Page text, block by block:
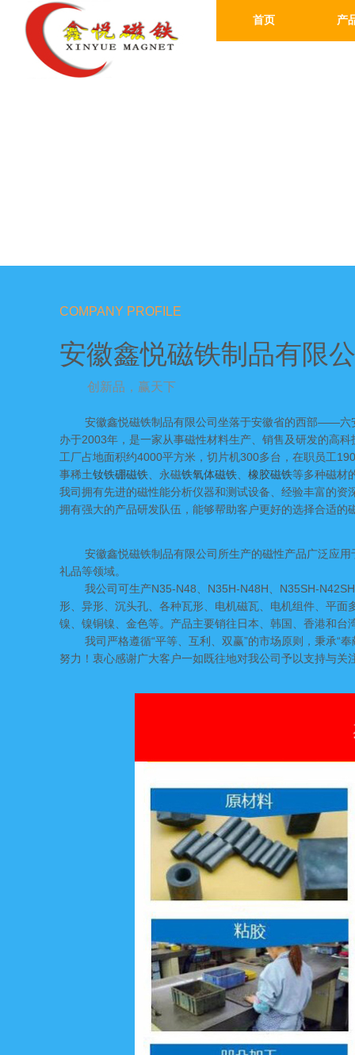
首页 产
COMPANY PROFILE
安徽鑫悦磁铁制品有限
创新品，赢天下
安徽鑫悦磁铁制品有限公司坐落于安徽省的西部——六
办于2003年，是一家从事磁性材料生产、销售及研发的高科
工厂占地面积约4000平方米，切片机300多台，在职员工190
事稀土钕铁硼磁铁 、永磁铁氧体磁铁 橡胶磁铁等多种磁材
我司拥有先进的磁性能分析仪器和测试设备、经验丰富的资
拥有强大的产品研发队伍，能够帮助客户更好的选择合适的
安徽鑫悦磁铁制品有限公司所生产的磁性产品广泛应
礼品等领域。
我公司可生产N35-N48 N35H-N48H
N35SH-N42SH
形、异形、沉头孔、各种瓦形、电机磁瓦、电机组件、平面
镍、镍铜镍、金色等。产品主要销往日本、韩国、香港和台
我司严格遵循“平等、互利、双赢”的市场原则，秉承“
努力！衷心感谢广大客户一如既往地对我公司予以支持与